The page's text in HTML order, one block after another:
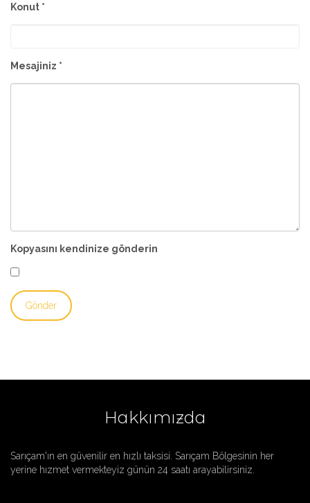
Konut *
Mesajiniz *
Kopyasını kendinize gönderin
Hakkımızda
Sarıçam'ın en güvenilir en hızlı taksisi. Sarıçam Bölgesinin her
yerine hızmet vermekteyiz günün 24 saatı arayabilirsiniz.